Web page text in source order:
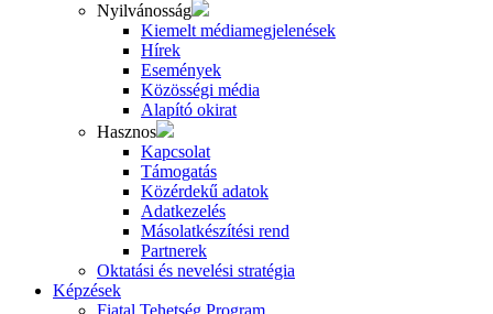
Nyilvánosság
Kiemelt médiamegjelenések
Hírek
Események
Közösségi média
Alapító okirat
Hasznos
Kapcsolat
Támogatás
Közérdekű adatok
Adatkezelés
Másolatkészítési rend
Partnerek
Oktatási és nevelési stratégia
Képzések
Fiatal Tehetség Program